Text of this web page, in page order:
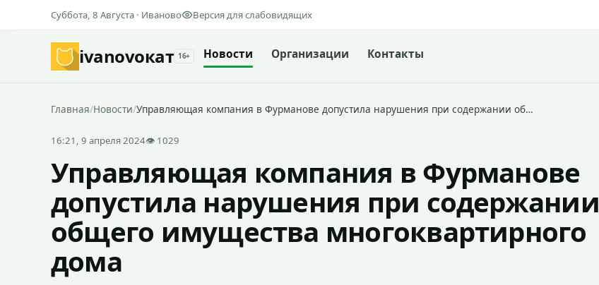
Суббота, 8 Августа · Иваново Версия для слабовидящих
ivanovoкат 16+ Новости Организации Контакты
Главная/Новости/Управляющая компания в Фурманове допустила нарушения при содержании об…
16:21, 9 апреля 2024👁 1029
Управляющая компания в Фурманове
допустила нарушения при содержании
общего имущества многоквартирного
дома